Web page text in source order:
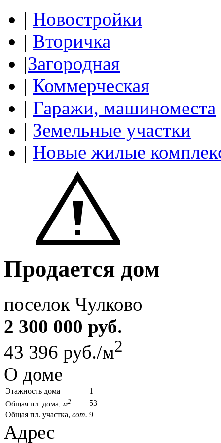
| Новостройки
| Вторичка
|Загородная
| Коммерческая
| Гаражи, машиноместа
| Земельные участки
| Новые жилые
Продается дом
поселок Чулково
2 300 000 руб.
43 396 руб./м2
О доме
Этажность дома
1
Общая пл. дома, м2
53
Общая пл. участка, сот. 9
Адрес